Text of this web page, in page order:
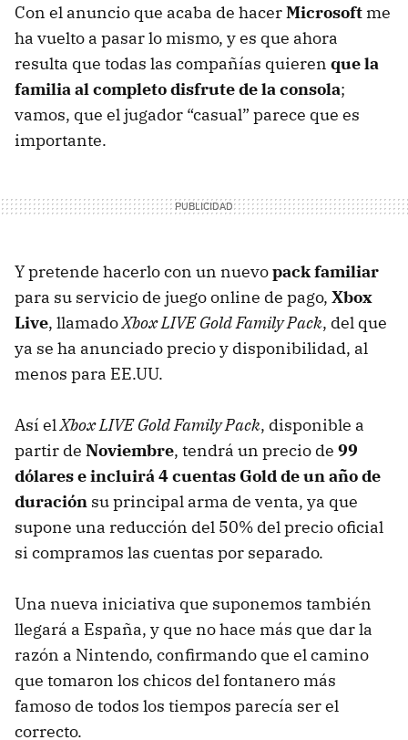
Con el anuncio que acaba de hacerMicrosoft me
ha vuelto a pasar lo mismo, y es que ahora
resulta que todas las compañías quieren que la
familia al completo disfrute de la consola;
vamos, que el jugador “casual” parece que es
importante.
Y pretende hacerlo con un nuevopack familiar
para su servicio de juego online de pago, Xbox
Live, llamadoXboxLIVEGold Family Pack, del que
ya se ha anunciado precio y disponibilidad, al
menos para EE.UU.
Así el XboxLIVEGold Family Pack, disponible a
partir de Noviembre, tendrá un precio de 99
dólares e incluirá 4 cuentas Gold de un año de
duración su principal arma de venta, ya que
supone una reducción del 50% del precio oficial
si compramos las cuentas por separado.
Una nueva iniciativa que suponemos también
llegará a España, y que no hace más que dar la
razón a Nintendo, confirmando que el camino
que tomaron los chicos del fontanero más
famoso de todos los tiempos parecía ser el
correcto.